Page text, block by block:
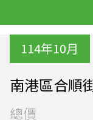
114年10月
南港區合順
總價